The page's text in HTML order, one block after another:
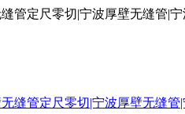
管定尺零切|宁波厚壁无缝管|